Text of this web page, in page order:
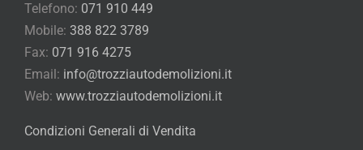
Telefono: 071 910 449
Mobile: 388 822 3789
Fax: 071 916 4275
Email: info@trozziautodemolizioni.it
Web: www.trozziautodemolizioni.it
Condizioni Generali di Vendita